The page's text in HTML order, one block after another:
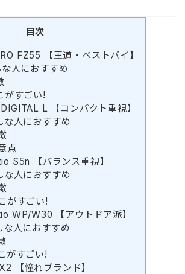
目次
FZ55 【王道・ベストバイ】
な人におすすめ
がすごい!
L 【コンパクト重視】
な人におすすめ
点
S5n 【バランス重視】
な人におすすめ
がすごい!
WP/W30 【アウトドア派】
な人におすすめ
がすごい!
【憧れブランド】